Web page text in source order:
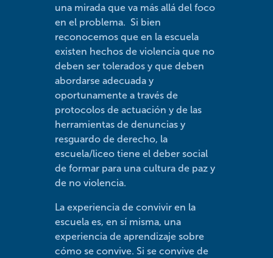
una mirada que va más allá del foco
en el problema. Si bien
reconocemos que en la escuela
existen hechos de violencia que no
deben ser tolerados y que deben
abordarse adecuada y
oportunamente a través de
protocolos de actuación y de las
herramientas de denuncias y
resguardo de derecho, la
escuela/liceo tiene el deber social
de formar para una cultura de paz y
de no violencia.
La experiencia de convivir en la
escuela es, en sí misma, una
experiencia de aprendizaje sobre
cómo se convive. Si se convive de